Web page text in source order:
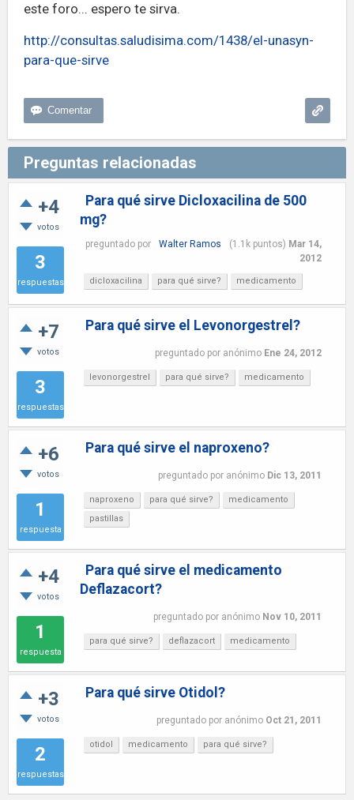
este foro... espero te sirva.
http://consultas.saludisima.com/1438/el-unasyn-
para-que-sirve
Preguntas relacionadas
+4
votos
3
respuestas
Para qué sirve Dicloxacilina de 500
mg?
preguntado por Walter Ramos (1.1kpuntos) Mar 14,
2012
dicloxacilina para qué sirve? medicamento
+7
votos
3
respuestas
Para qué sirve el Levonorgestrel?
preguntado por anónimo Ene 24, 2012
levonorgestrel para qué sirve? medicamento
+6
votos
1
respuesta
Para qué sirve el naproxeno?
preguntado por anónimo Dic 13, 2011
naproxeno para qué sirve?
medicamento
pastillas
+4
votos
1
respuesta
Para qué sirve el medicamento
Deflazacort?
preguntado por anónimo Nov 10, 2011
para qué sirve? deflazacort medicamento
+3
votos
2
respuestas
Para qué sirve Otidol?
preguntado por anónimo Oct 21, 2011
otidol medicamento para qué sirve?